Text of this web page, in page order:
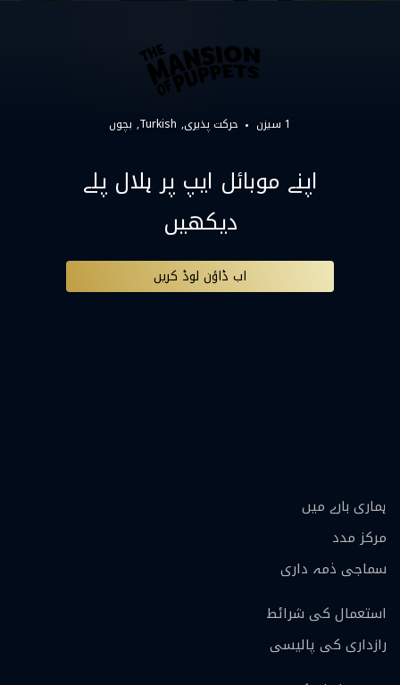
1 سیزن حرکت پذیری Turkish بچوں
اپنے موبائل ایپ پر ہلال پلے
دیکھیں
اب ڈاؤن لوڈ کریں
ہماری بارے ميں
مرکز مدد
سماجی ذمہ داری
استعمال کی شرائط
رازداری کی پالیسی